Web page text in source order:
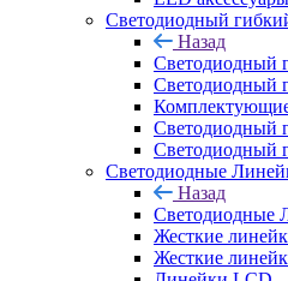
Светодиодный
Назад
Светодиодный
Светодиодный
Светодиодный
Светодиодный
Светодиодные
Назад
Светодиодные
Жесткие
Жесткие